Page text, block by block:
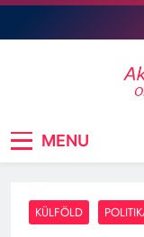
Skip
MENU
KÜLFÖLD